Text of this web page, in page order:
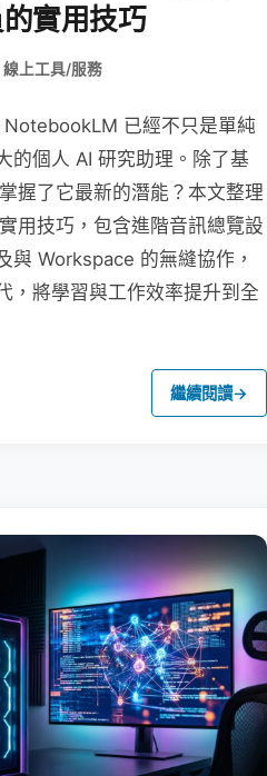
實用技巧
線上工具/服務
已經不只是單純
的個人 AI 研究助理。除了基
握了它最新的潛能？本文整理
用技巧，包含進階音訊總覽設
與 Workspace 的無縫協作，
，將學習與工作效率提升到全
繼續閱讀→